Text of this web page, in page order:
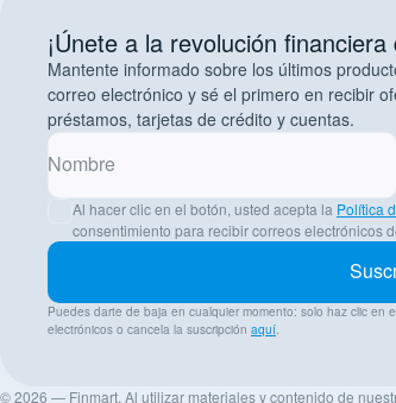
¡Únete a la revolución
Mantente informado sobre los últimos
correo electrónico y sé el primero en recibir
préstamos, tarjetas de crédito y cuentas.
Nombre
Al hacer clic en el botón, usted acepta la Política
consentimiento para recibir correos electrónicos
Puedes darte de baja en cualquier momento: solo haz clic en
electrónicos o cancela la suscripción aquí.
© 2026 — Finmart. Al utilizar materiales y contenido de